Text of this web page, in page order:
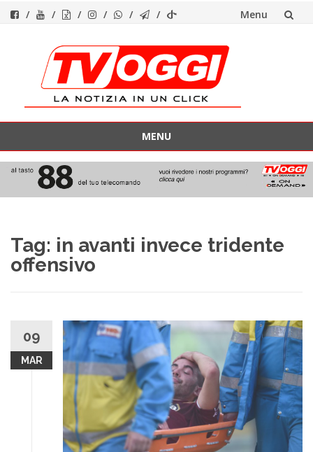
Menu
contenuto
MENU
contenuto
Tag: in avanti invece tridente
offensivo
09
MAR